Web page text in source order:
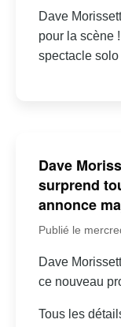
Dave
pour la scène
spectacle
Dave
surprend
annonce
Publié le
Dave
ce nouveau
Tous les